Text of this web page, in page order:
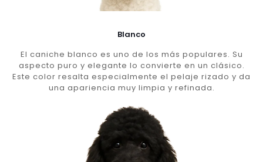
Blanco
El caniche blanco es uno de los más populares. Su
aspecto puro y elegante lo convierte en un clásico.
Este color resalta especialmente el pelaje rizado y da
una apariencia muy limpia y refinada.